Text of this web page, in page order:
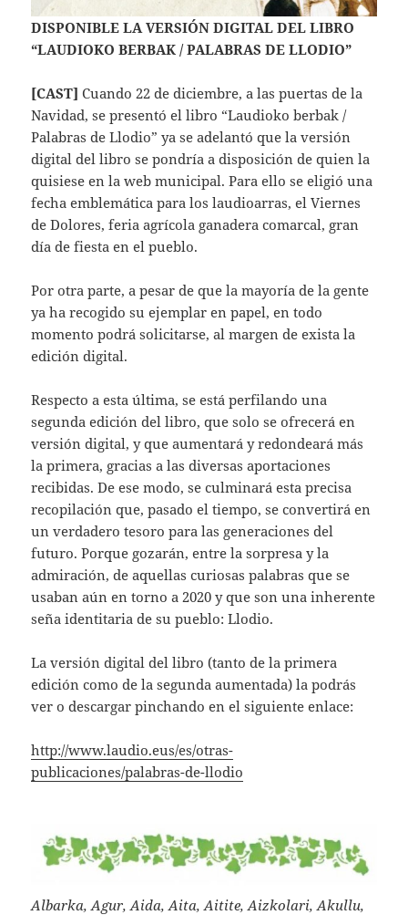
DISPONIBLE LA VERSIÓN DIGITAL DEL LIBRO
“LAUDIOKO BERBAK / PALABRAS DE LLODIO”
[CAST] Cuando 22 de diciembre, a las puertas de la
Navidad, se presentó el libro “Laudioko berbak /
Palabras de Llodio” ya se adelantó que la versión
digital del libro se pondría a disposición de quien la
quisiese en la web municipal. Para ello se eligió una
fecha emblemática para los laudioarras, el Viernes
de Dolores, feria agrícola ganadera comarcal, gran
día de fiesta en el pueblo.
Por otra parte, a pesar de que la mayoría de la gente
ya ha recogido su ejemplar en papel, en todo
momento podrá solicitarse, al margen de exista la
edición digital.
Respecto a esta última, se está perfilando una
segunda edición del libro, que solo se ofrecerá en
versión digital, y que aumentará y redondeará más
la primera, gracias a las diversas aportaciones
recibidas. De ese modo, se culminará esta precisa
recopilación que, pasado el tiempo, se convertirá en
un verdadero tesoro para las generaciones del
futuro. Porque gozarán, entre la sorpresa y la
admiración, de aquellas curiosas palabras que se
usaban aún en torno a 2020 y que son una inherente
seña identitaria de su pueblo: Llodio.
La versión digital del libro (tanto de la primera
edición como de la segunda aumentada) la podrás
ver o descargar pinchando en el siguiente enlace:
http://www.laudio.eus/es/otras-
publicaciones/palabras-de-llodio
Albarka, Agur, Aida, Aita, Aitite, Aizkolari, Akullu,